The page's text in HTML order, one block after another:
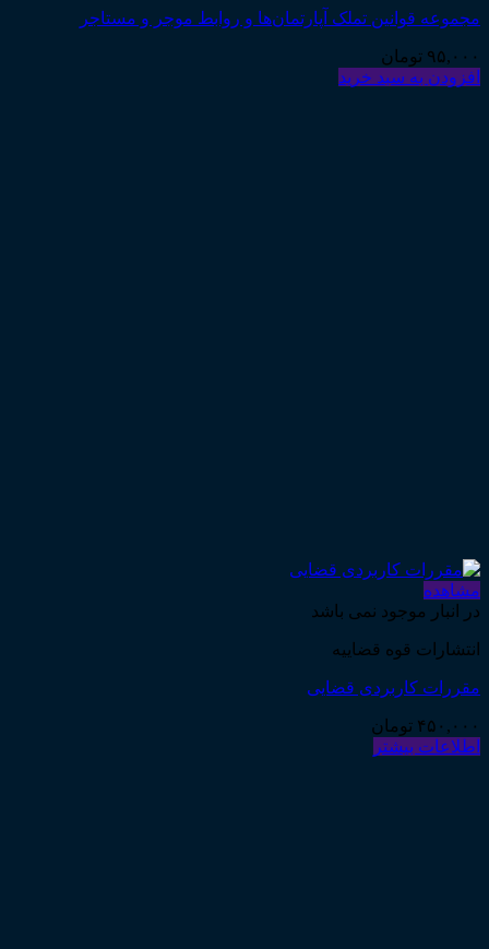
مجموعه قوانین تملک آپارتمان‌ها و روابط موجر و مستاجر
۹۵,۰۰۰ تومان
افزودن به سبد خرید
مشاهده
در انبار موجود نمی باشد
انتشارات قوه قضاییه
مقررات کاربردی قضایی
۴۵۰,۰۰۰ تومان
اطلاعات بیشتر